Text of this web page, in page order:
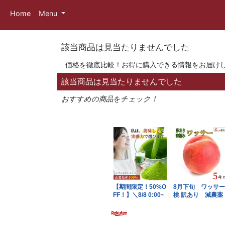
Home Menu
該当商品は見当たりませんでした
価格を徹底比較！お得に購入できる情報をお届け
該当商品は見当たりませんでした
おすすめの商品をチェック！